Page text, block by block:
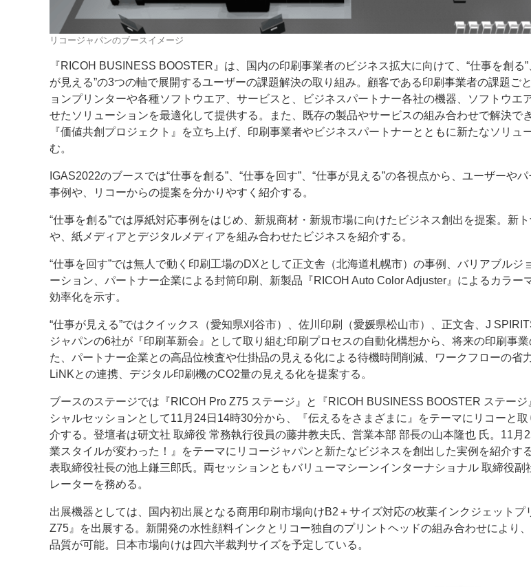
リコージャパンのブースイメージ
『RICOH BUSINESS BOOSTER』は、国内の印刷事業者のビジネス拡大に向けて、“仕事を創る”
が見える”の3つの軸で展開するユーザーの課題解決の取り組み。顧客である印刷事業者の課題ご
ョンプリンターや各種ソフトウエア、サービスと、ビジネスパートナー各社の機器、ソフトウエ
せたソリューションを最適化して提供する。また、既存の製品やサービスの組み合わせで解決で
『価値共創プロジェクト』を立ち上げ、印刷事業者やビジネスパートナーとともに新たなソリュ
む。
IGAS2022のブースでは“仕事を創る”、“仕事を回す”、“仕事が見える”の各視点から、ユーザーや
事例や、リコーからの提案を分かりやすく紹介する。
“仕事を創る”では厚紙対応事例をはじめ、新規商材・新規市場に向けたビジネス創出を提案。新ト
や、紙メディアとデジタルメディアを組み合わせたビジネスを紹介する。
“仕事を回す”では無人で動く印刷工場のDXとして正文舎（北海道札幌市）の事例、バリアブルジ
ーション、パートナー企業による封筒印刷、新製品『RICOH Auto Color Adjuster』によるカラー
効率化を示す。
“仕事が見える”ではクイックス（愛知県刈谷市）、佐川印刷（愛媛県松山市）、正文舎、J
ジャパンの6社が『印刷革新会』として取り組む印刷プロセスの自動化構想から、将来の印刷事
た、パートナー企業との高品位検査や仕掛品の見える化による待機時間削減、ワークフローの省
LiNKとの連携、デジタル印刷機のCO2量の見える化を提案する。
ブースのステージでは『RICOH Pro Z75 ステージ』と『RICOH BUSINESS BOOSTER ステー
シャルセッションとして11月24日14時30分から、『伝えるをさまざまに』をテーマにリコーと
介する。登壇者は研文社 取締役 常務執行役員の藤井教夫氏、営業本部 部長の山本隆也 氏。11月
業スタイルが変わった！』をテーマにリコージャパンと新たなビジネスを創出した実例を紹介す
表取締役社長の池上鎌三郎氏。両セッションともバリューマシーンインターナショナル 取締役副
レーターを務める。
出展機器としては、国内初出展となる商用印刷市場向けB2＋サイズ対応の枚葉インクジェットプ
Z75』を出展する。新開発の水性顔料インクとリコー独自のプリントヘッドの組み合わせにより
品質が可能。日本市場向けは四六半裁判サイズを予定している。